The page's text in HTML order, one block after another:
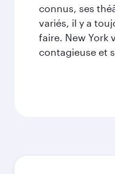
connus, ses
variés, il y a
faire. New York
contagieuse et